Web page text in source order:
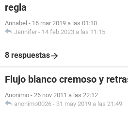
regla
Annabel - 16 mar 2019 a las 01:10
Jennifer - 14 feb 2023 a las 11:15
8 respuestas
Flujo blanco cremoso y
Anonimo - 26 nov 2011 a las 22:12
anonimo0026 - 31 may 2019 a las 21:49